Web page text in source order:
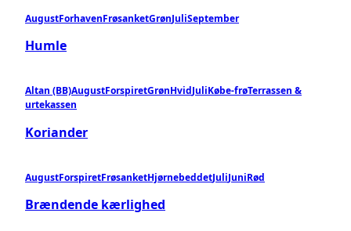
AugustForhavenFrøsanketGrønJuliSeptember
Humle
Altan (BB)AugustForspiretGrønHvidJuliKøbe-frøTerrassen &
urtekassen
Koriander
AugustForspiretFrøsanketHjørnebeddetJuliJuniRød
Brændende kærlighed